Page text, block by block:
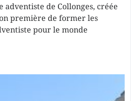
adventiste de Collonges, créée
première de former les
pour le monde